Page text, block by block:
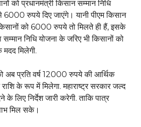
को प्रधानमंत्री किसान सम्मान निधि
रुपये दिए जाएंगे। यानी पीएम किसान
को 6000 रुपये तो मिलते ही हैं, इसके
सम्मान निधि योजना के जरिए भी किसानों को
मिलेगी.
अब प्रति वर्ष 12000 रुपये की आर्थिक
के रूप में मिलेगा. महाराष्ट्र सरकार जल्द
के लिए निर्देश जारी करेगी. ताकि पात्र
मिल सके।